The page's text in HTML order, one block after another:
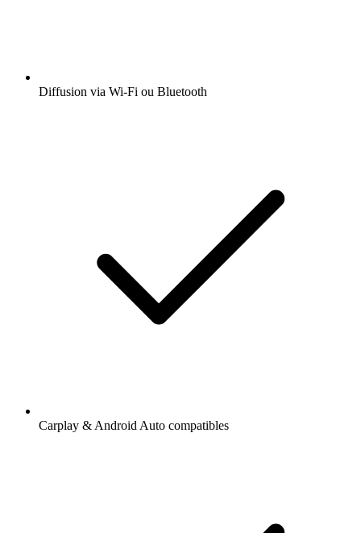
Diffusion via Wi-Fi ou Bluetooth
Carplay & Android Auto compatibles